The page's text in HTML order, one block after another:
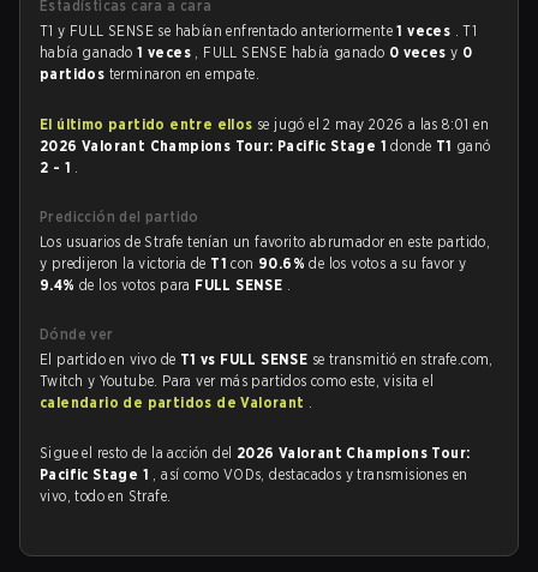
Estadísticas cara a cara
T1 y FULL SENSE se habían enfrentado anteriormente1 veces . T1
había ganado1 veces , FULL SENSE había ganado 0 vecesy 0
partidos terminaron en empate.
El último partido entre ellos se jugó el 2 may 2026 a las 8:01 en
2026 Valorant Champions Tour: Pacific Stage 1donde T1 ganó
2 - 1 .
Predicción del partido
Los usuarios de Strafe tenían un favorito abrumador en este partido,
y predijeron la victoria de T1con 90.6%de los votos a su favor y
9.4% de los votos para FULL SENSE .
Dónde ver
El partido en vivo de T1 vs FULL SENSE se transmitió en strafe.com,
Twitch y Youtube. Para ver más partidos como este, visita el
calendario de partidos de Valorant .
Sigue el resto de la acción del 2026 Valorant Champions Tour:
Pacific Stage 1 , así como VODs, destacados y transmisiones en
vivo, todo en Strafe.